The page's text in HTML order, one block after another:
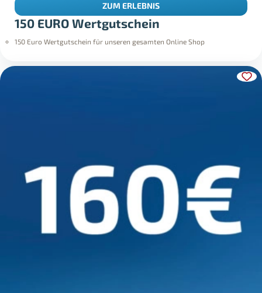
150 EURO Wertgutschein
150 Euro Wertgutschein für unseren gesamten Online Shop
ZUM ERLEBNIS